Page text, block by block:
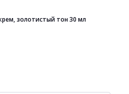
золотистый тон 30 мл